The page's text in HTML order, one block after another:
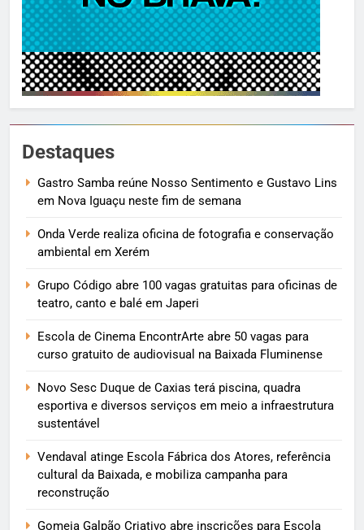
Destaques
Gastro Samba reúne Nosso Sentimento e Gustavo Lins
em Nova Iguaçu neste fim de semana
Onda Verde realiza oficina de fotografia e conservação
ambiental em Xerém
Grupo Código abre 100 vagas gratuitas para oficinas de
teatro, canto e balé em Japeri
Escola de Cinema EncontrArte abre 50 vagas para
curso gratuito de audiovisual na Baixada Fluminense
Novo Sesc Duque de Caxias terá piscina, quadra
esportiva e diversos serviços em meio a infraestrutura
sustentável
Vendaval atinge Escola Fábrica dos Atores, referência
cultural da Baixada, e mobiliza campanha para
reconstrução
Gomeia Galpão Criativo abre inscrições para Escola